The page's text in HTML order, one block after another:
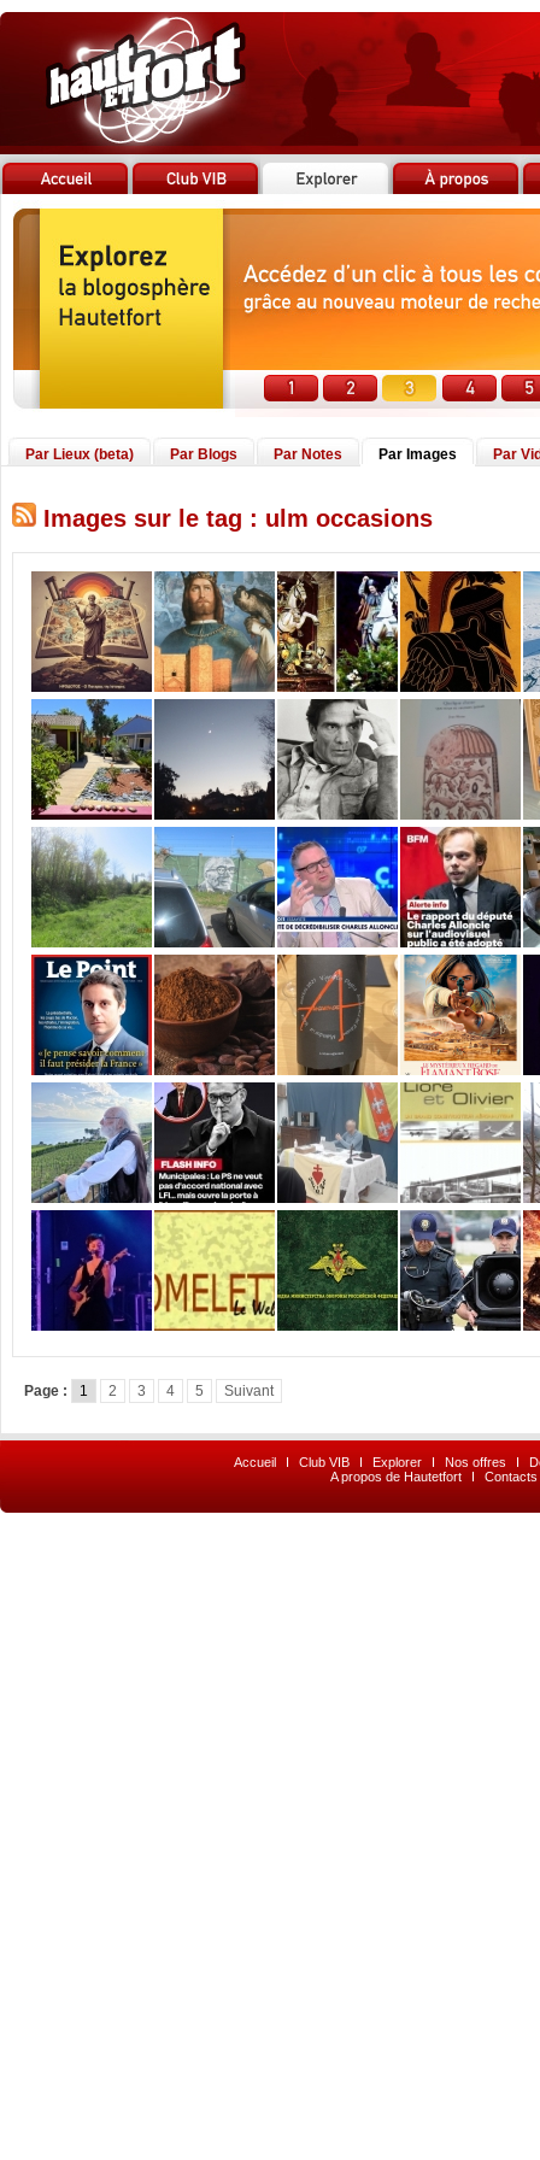
Par Lieux (beta) Par Blogs Par Notes Par Images Par
Images sur le tag : ulm occasions
Page : 1 2 3 4 5 Suivant
Accueil I Club VIB I Explorer I Nos offres I
A propos de Hautetfort
I Contacts